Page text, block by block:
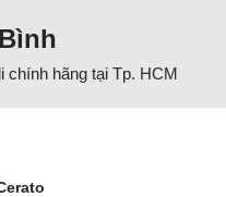
chính hãng tại Tp. HCM